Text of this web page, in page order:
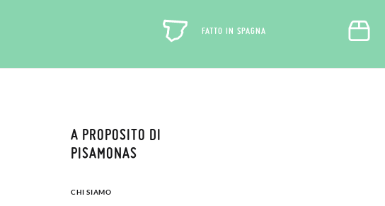
FATTO IN SPAGNA
A PROPOSITO DI
PISAMONAS
CHI SIAMO